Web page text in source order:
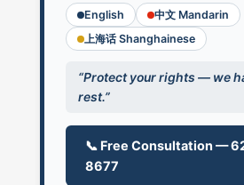
English
中文 Mandarin
上海话 Shanghainese
“Protect your rights — we
rest.”
📞 Free Consultation —
8677